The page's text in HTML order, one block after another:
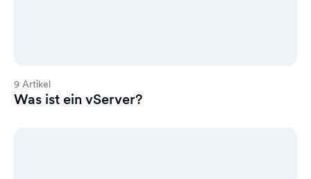
9 Artikel
Was ist ein vServer?